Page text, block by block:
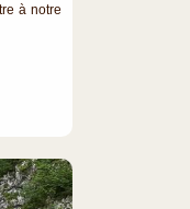
à notre